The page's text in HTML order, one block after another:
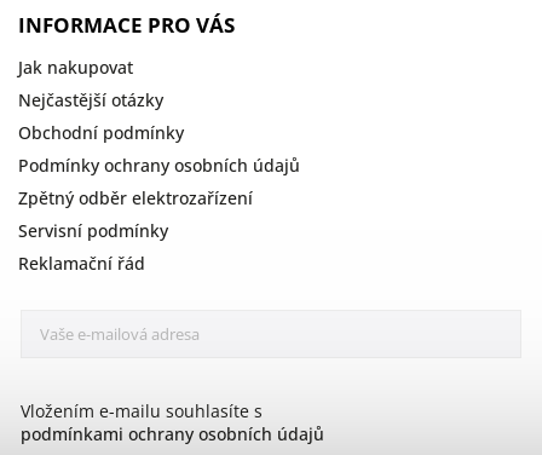
INFORMACE PRO VÁS
Jak nakupovat
Nejčastější otázky
Obchodní podmínky
Podmínky ochrany osobních údajů
Zpětný odběr elektrozařízení
Servisní podmínky
Reklamační řád
Vložením e-mailu souhlasíte s
podmínkami ochrany osobních údajů